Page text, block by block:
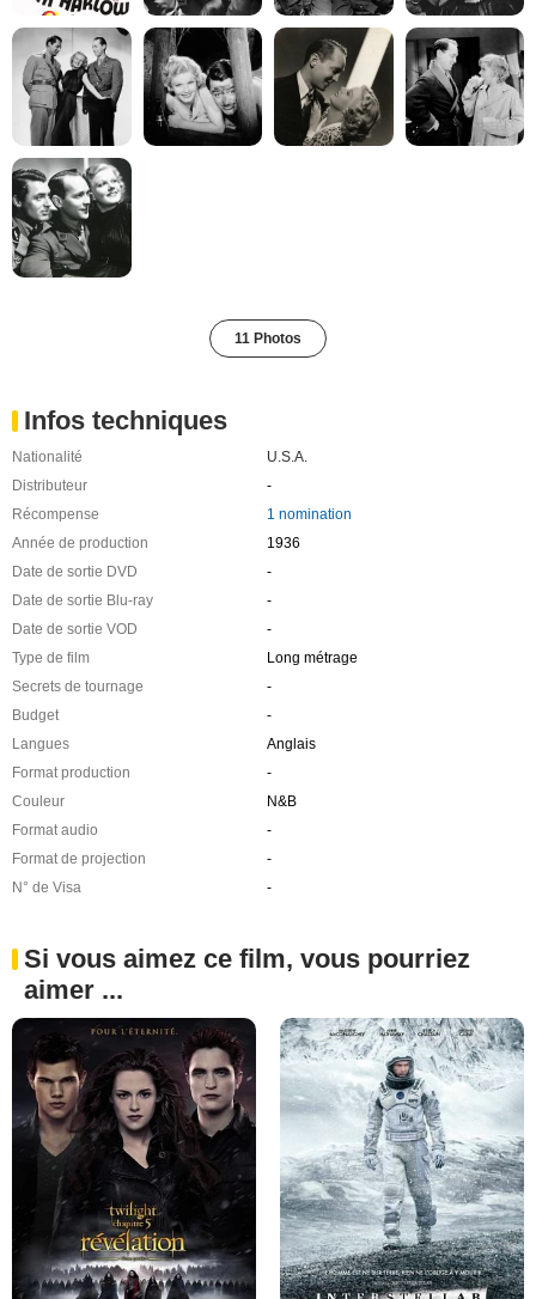
11 Photos
Infos techniques
Nationalité
U.S.A.
Distributeur
-
Récompense
1 nomination
Année de production
1936
Date de sortie DVD
-
Date de sortie Blu-ray
-
Date de sortie VOD
-
Type de film
Long métrage
Secrets de tournage
-
Budget
-
Langues
Anglais
Format production
-
Couleur
N&B
Format audio
-
Format de projection
-
N° de Visa
-
Si vous aimez ce film, vous pourriez
aimer ...